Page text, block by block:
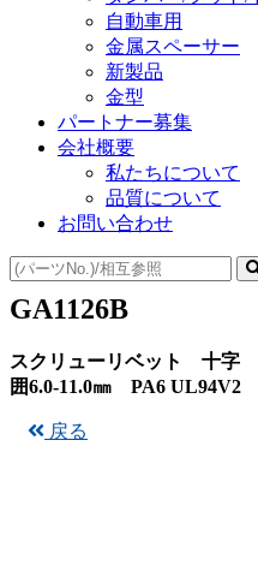
自動車用
金属スペーサー
新製品
金型
パートナー募集
会社概要
私たちについて
品質について
お問い合わせ
GA1126B
スクリューリベット 十字
囲6.0-11.0㎜ PA6 UL94V2
戻る